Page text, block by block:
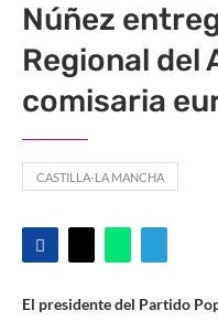
Núñez
Regional del
comisaria
CASTILLA-LA MANCHA
El presidente del Partido